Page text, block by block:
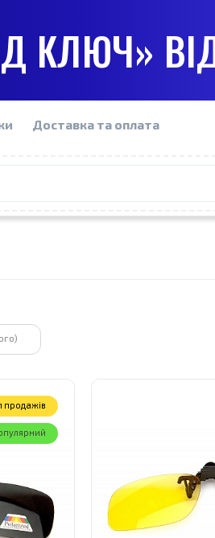
КЛЮЧ»
Доставка та оплата
продажів